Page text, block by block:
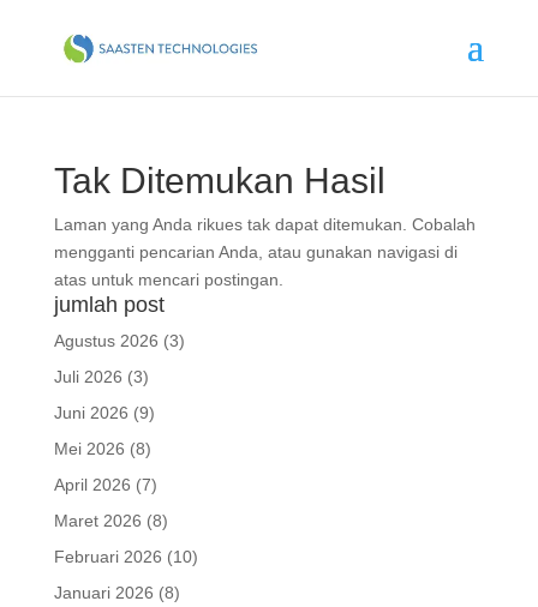
Tak Ditemukan Hasil
Laman yang Anda rikues tak dapat ditemukan. Cobalah
mengganti pencarian Anda, atau gunakan navigasi di
atas untuk mencari postingan.
jumlah post
Agustus 2026 (3)
Juli 2026 (3)
Juni 2026 (9)
Mei 2026 (8)
April 2026 (7)
Maret 2026 (8)
Februari 2026 (10)
Januari 2026 (8)